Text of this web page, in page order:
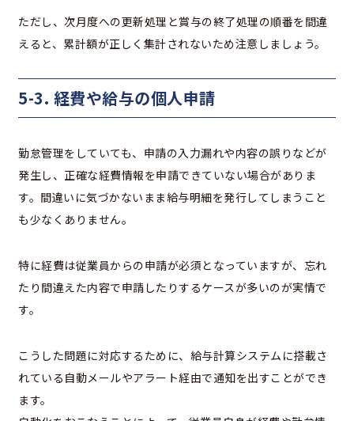
ただし、次月度への更新処理と賞与の終了処理の順番を間違
えると、累計額が正しく集計されないため注意しましょう。
5-3. 経費や給与の個人申請
勤怠管理をしていても、申請の入力漏れや内容の誤りなどが
発生し、正確な経費情報を申請できていない場合がありま
す。間違いに気づかないまま給与明細を発行してしまうこと
も少なくありません。
特に経費は従業員からの申請が必須となっていますが、忘れ
たり間違えた内容で申請したりするケースが多いのが実情で
す。
こうした問題に対応するために、給与計算システムに搭載さ
れている自動メールやアラート経由で通知を出すことができ
ます。